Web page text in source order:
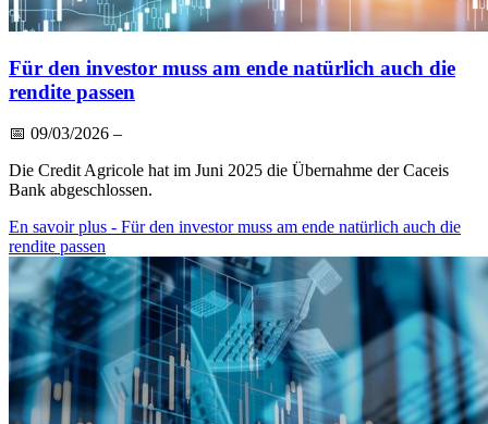
Für den investor muss am ende natürlich auch die
rendite passen
📅 09/03/2026 –
Die Credit Agricole hat im Juni 2025 die Übernahme der Caceis
Bank abgeschlossen.
En savoir plus - Für den investor muss am ende natürlich auch die
rendite passen